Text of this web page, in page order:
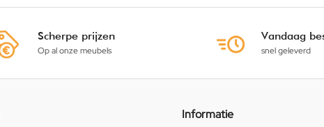
Scherpe prijzen
Op al onze meubels
Vandaag
snel geleverd
Informatie